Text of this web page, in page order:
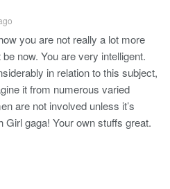
you are not really a lot more
now. You are very intelligent.
in relation to this subject,
it from numerous varied
are not involved unless it’s
gaga! Your own stuffs great.